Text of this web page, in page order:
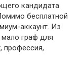
кандидата
бесплатной
аккаунт. Из
граф для
профессия,